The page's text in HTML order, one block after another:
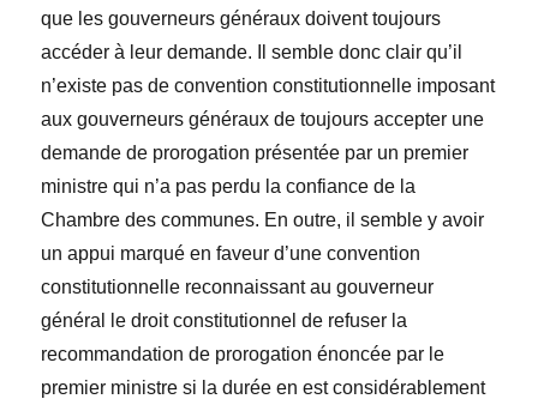
que les gouverneurs généraux doivent toujours
accéder à leur demande. Il semble donc clair qu’il
n’existe pas de convention constitutionnelle imposant
aux gouverneurs généraux de toujours accepter une
demande de prorogation présentée par un premier
ministre qui n’a pas perdu la confiance de la
Chambre des communes. En outre, il semble y avoir
un appui marqué en faveur d’une convention
constitutionnelle reconnaissant au gouverneur
général le droit constitutionnel de refuser la
recommandation de prorogation énoncée par le
premier ministre si la durée en est considérablement